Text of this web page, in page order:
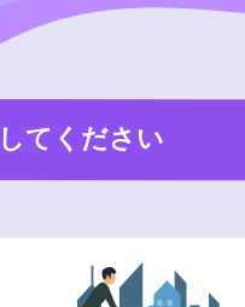
てください